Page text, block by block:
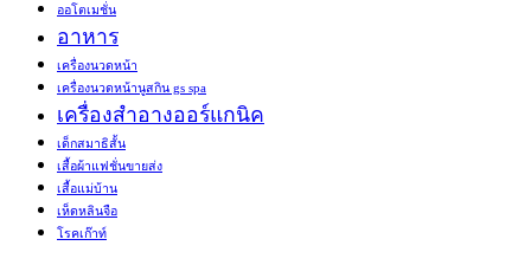
ออโตเมชั่น
อาหาร
เครื่องนวดหน้า
เครื่องนวดหน้านูสกิน gs spa
เครื่องสำอางออร์แกนิค
เด็กสมาธิสั้น
เสื้อผ้าแฟชั่นขายส่ง
เสื้อแม่บ้าน
เห็ดหลินจือ
โรคเก๊าท์